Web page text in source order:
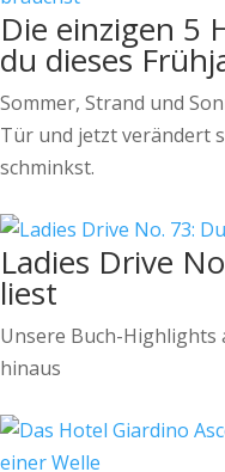
Die einzigen 5
du dieses
Sommer, Strand und
Tür und jetzt verändert
schminkst.
Ladies Drive
liest
Unsere Buch-
hinaus